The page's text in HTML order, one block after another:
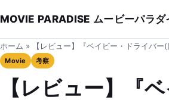
MOVIE PARADISE ムービーパラ
ホーム » 【レビュー】『ベイビー・ドライバ
Movie 考察
【レビュー】『